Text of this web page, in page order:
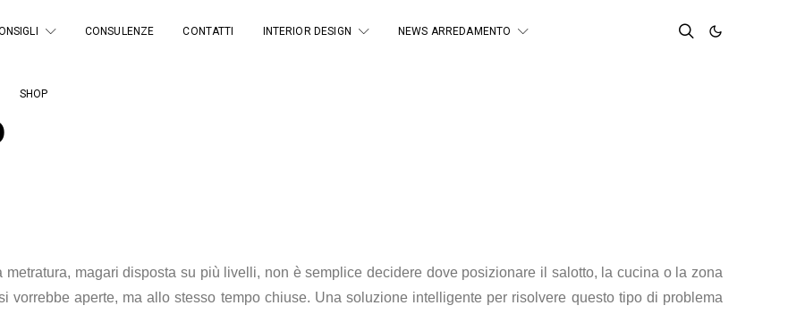
CONSULENZE CONTATTI INTERIOR DESIGN NEWS ARREDAMENTO
SHOP
metratura, magari disposta su più livelli, non è semplice decidere dove posizionare il salotto, la cucina o la zona
vorrebbe aperte, ma allo stesso tempo chiuse. Una soluzione intelligente per risolvere questo tipo di problema